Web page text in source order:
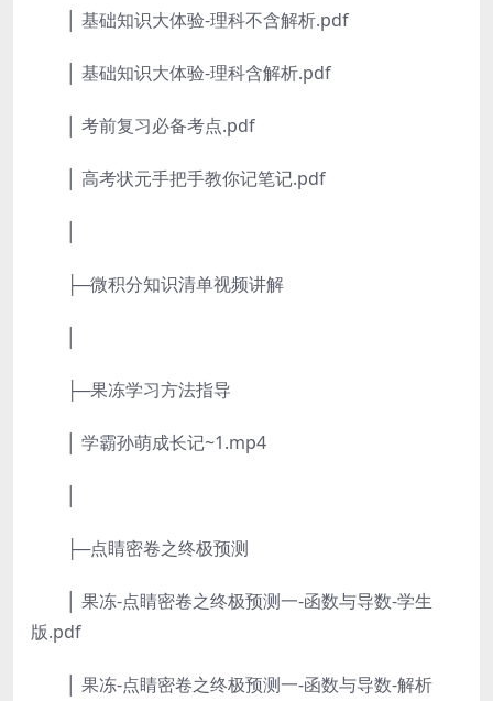
│ 基础知识大体验-理科不含解析.pdf
│ 基础知识大体验-理科含解析.pdf
│ 考前复习必备考点.pdf
│ 高考状元手把手教你记笔记.pdf
├─微积分知识清单视频讲解
├─果冻学习方法指导
│ 学霸孙萌成长记~1.mp4
├─点睛密卷之终极预测
│ 果冻-点睛密卷之终极预测一-函数与导数-学生
版.pdf
│ 果冻-点睛密卷之终极预测一-函数与导数-解析